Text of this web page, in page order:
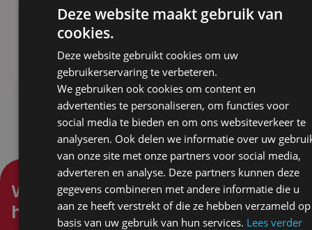
ex. BTW
Stel samen
10,71 ex. BTW
Stel samen
Waar kunnen wij je mee
helpen?
Deze website maakt gebruik van
cookies.
Deze website gebruikt cookies om uw
gebruikerservaring te verbeteren.
We gebruiken ook cookies om content en
advertenties te personaliseren, om functies voor
social media te bieden en om ons websiteverkeer te
analyseren. Ook delen we informatie over uw
van onze site met onze partners voor social media,
adverteren en analyse. Deze partners kunnen deze
gegevens combineren met andere informatie die u
aan ze heeft verstrekt of die ze hebben verzameld op
basis van uw gebruik van hun services. Lees verder